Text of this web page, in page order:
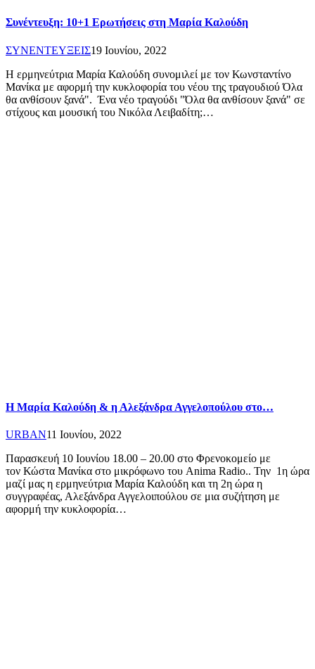
Συνέντευξη: 10+1 Ερωτήσεις στη Μαρία Καλούδη
ΣΥΝΕΝΤΕΥΞΕΙΣ19 Ιουνίου, 2022
Η ερμηνεύτρια Μαρία Καλούδη συνομιλεί με τον Κωνσταντίνο
Μανίκα με αφορμή την κυκλοφορία του νέου της τραγουδιού Όλα
θα ανθίσουν ξανά". Ένα νέο τραγούδι "Όλα θα ανθίσουν ξανά" σε
στίχους και μουσική του Νικόλα Λειβαδίτη;…
Η Μαρία Καλούδη & η Αλεξάνδρα Αγγελοπούλου στο…
URBAN11 Ιουνίου, 2022
Παρασκευή 10 Ιουνίου 18.00 – 20.00 στο Φρενοκομείο με
τον Κώστα Μανίκα στο μικρόφωνο του Anima Radio.. Την 1η ώρα
μαζί μας η ερμηνεύτρια Μαρία Καλούδη και τη 2η ώρα η
συγγραφέας, Αλεξάνδρα Αγγελοιπούλου σε μια συζήτηση με
αφορμή την κυκλοφορία…